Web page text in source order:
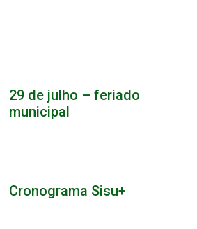
29 de julho – feriado
municipal
Cronograma Sisu+